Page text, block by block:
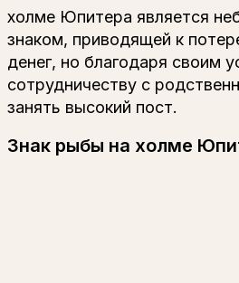
холме Юпитера является
знаком, приводящей к
денег, но благодаря своим
сотрудничеству с
занять высокий пост.
Знак рыбы на холме